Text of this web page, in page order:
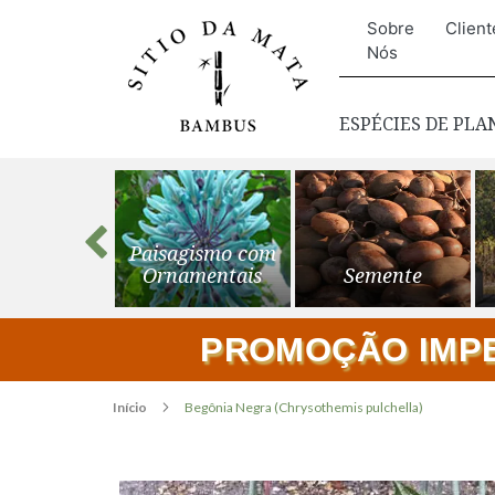
Sobre
Nós
ESPÉCIES DE
Paisagismo com
Ornamentais
Semente
PROMOÇÃO
Início Begônia Negra (Chrysothemis pulchella)